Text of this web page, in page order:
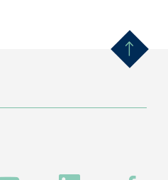
Remonter